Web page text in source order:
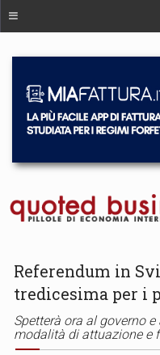
Referendum in
tredicesima per i
Spetterà ora al governo
modalità di attuazione e